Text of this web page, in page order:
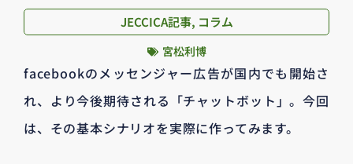
JECCICA記事, コラム
宮松利博
facebookのメッセンジャー広告が国内でも開始さ
れ、より今後期待される「チャットボット」。今回
は、その基本シナリオを実際に作ってみます。